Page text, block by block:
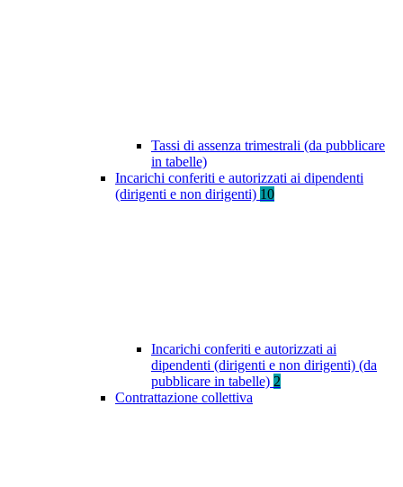
Tassi di assenza trimestrali (da pubblicare
in tabelle)
Incarichi conferiti e autorizzati ai dipendenti
(dirigenti e non dirigenti) 10
Incarichi conferiti e autorizzati ai
dipendenti (dirigenti e non dirigenti) (da
pubblicare in tabelle) 2
Contrattazione collettiva